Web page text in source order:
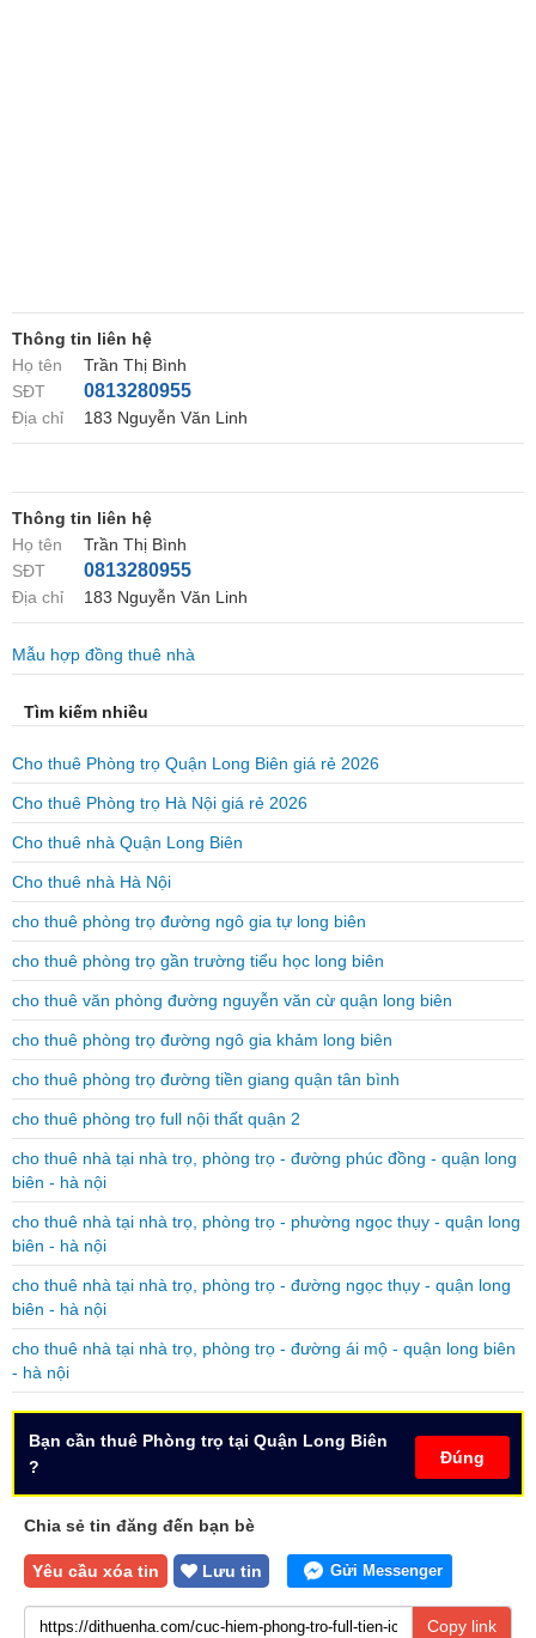
Thông tin liên hệ
Họ tên
Trần Thị Bình
SĐT
0813280955
Địa chỉ 183 Nguyễn Văn Linh
Thông tin liên hệ
Họ tên
Trần Thị Bình
SĐT
0813280955
Địa chỉ 183 Nguyễn Văn Linh
Mẫu hợp đồng thuê nhà
Tìm kiếm nhiều
Cho thuê Phòng trọ Quận Long Biên giá rẻ 2026
Cho thuê Phòng trọ Hà Nội giá rẻ 2026
Cho thuê nhà Quận Long Biên
Cho thuê nhà Hà Nội
cho thuê phòng trọ đường ngô gia tự long biên
cho thuê phòng trọ gần trường tiểu học long biên
cho thuê văn phòng đường nguyễn văn cừ quận long biên
cho thuê phòng trọ đường ngô gia khảm long biên
cho thuê phòng trọ đường tiền giang quận tân bình
cho thuê phòng trọ full nội thất quận 2
cho thuê nhà tại nhà trọ, phòng trọ - đường phúc đồng - quận long
biên - hà nội
cho thuê nhà tại nhà trọ, phòng trọ - phường ngọc thụy - quận long
biên - hà nội
cho thuê nhà tại nhà trọ, phòng trọ - đường ngọc thụy - quận long
biên - hà nội
cho thuê nhà tại nhà trọ, phòng trọ - đường ái mộ - quận long biên
- hà nội
Đúng
Bạn cần thuê Phòng trọ tại Quận Long Biên
?
Chia sẻ tin đăng đến bạn bè
Yêu cầu xóa tin Lưu tin Gửi Messenger
Copy link